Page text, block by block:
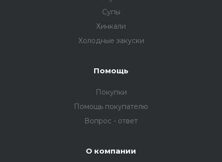
Супы
Хинкали
Холодные закуски
Помощь
Покупки
Помощь покупателю
Вопрос - ответ
О компании